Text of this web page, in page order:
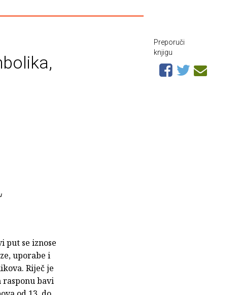
put se iznose
uporabe i
Riječ je
rasponu bavi
Preporuči
knjigu